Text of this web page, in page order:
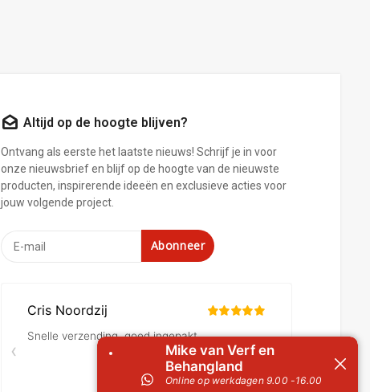
Altijd op de hoogte blijven?
Ontvang als eerste het laatste nieuws! Schrijf je in voor
onze nieuwsbrief en blijf op de hoogte van de nieuwste
producten, inspirerende ideeën en exclusieve acties voor
jouw volgende project.
Abonneer